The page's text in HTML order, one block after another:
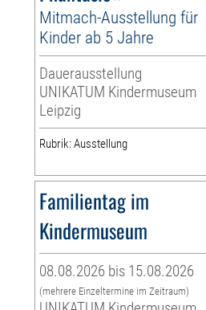
Mitmach-Ausstellung für
Kinder ab 5 Jahre
Dauerausstellung
UNIKATUM Kindermuseum
Leipzig
Rubrik: Ausstellung
Familientag im
Kindermuseum
08.08.2026 bis 15.08.2026
(mehrere Einzeltermine im Zeitraum)